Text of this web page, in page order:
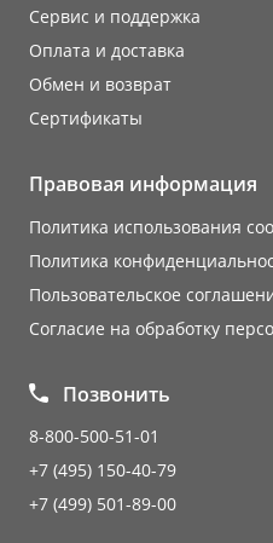
Сервис и поддержка
Оплата и доставка
Обмен и возврат
Сертификаты
Правовая информация
Политика использования
Политика
Пользовательское
Согласие на обработку
Позвонить
8-800-500-51-01
+7 (495) 150-40-79
+7 (499) 501-89-00